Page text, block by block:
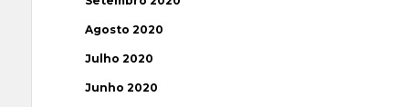
Agosto 2020
Julho 2020
Junho 2020